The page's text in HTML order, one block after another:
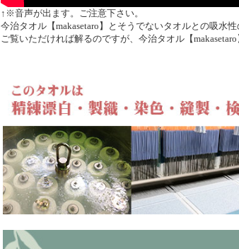
↑※音声が出ます。ご注意下さい。
今治タオル【makasetaro】とそうでないタオルとの吸水
ご覧いただければ解るのですが、今治タオル【